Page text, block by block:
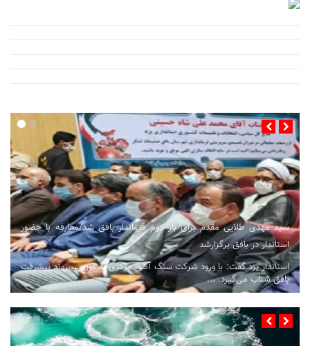
سید مهدی طلایی مقدم برای بار دوم فرماندار بافق شد/معارفه با حضور
استاندار در بافق برگزارشد
استاندار یزد گفت: با ورود شرکت سنگ آهن مرکزی به بورس، روند پیشرفت
بافق شتاب می‌گیرد. ...